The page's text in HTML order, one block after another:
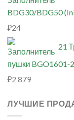
BDG30/BDG50
₽24
21
пушки BGO1601-
₽2 879
ЛУЧШИЕ